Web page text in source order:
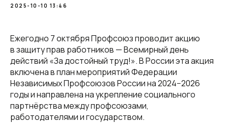
2025-10-10 13:46
Ежегодно 7 октября Профсоюз проводит акцию
в защиту прав работников — Всемирный день
действий «За достойный труд!». В России эта акция
включена в план мероприятий Федерации
Независимых Профсоюзов России на 2024−2026
годы и направлена на укрепление социального
партнёрства между профсоюзами,
работодателями и государством.